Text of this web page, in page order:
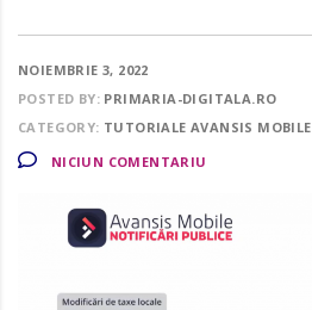
NOIEMBRIE 3, 2022
POSTED BY: PRIMARIA-DIGITALA.RO
CATEGORY: TUTORIALE AVANSIS MOBILE
NICIUN COMENTARIU